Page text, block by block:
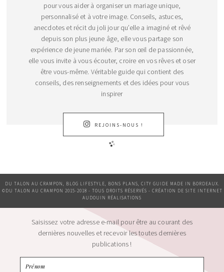
pour vous aider à organiser un mariage unique,
personnalisé et à votre image. Conseils, astuces,
anecdotes et récit du joli jour qu’elle a imaginé et rêvé
depuis son plus jeune âge, elle vous partage son
expérience de jeune mariée. Par son œil de passionnée,
elle vous invite à vous écouter, croire en vos rêves et oser
être vous-même. Véritable guide qui contient des
conseils, des renseignements et des idées pour vous
inspirer
REJOINS-NOUS !
DU TALON AU CRAMPON, BLOG LIFESTYLE, BONS PLANS, CITY GUIDE MADE IN BORDEAUX.
©DU TALON AU CRAMPON 2015-2018 - TOUS DROITS RÉSERVÉS - CRÉATION DE SITE INTERNET
AUDOUIN RÉALISATIONS
Saisissez votre adresse e-mail pour être au courant des
dernières nouvelles et recevoir les toutes dernières
publications !